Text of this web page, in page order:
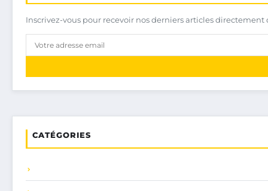
Inscrivez-vous pour recevoir nos derniers articles
CATÉGORIES